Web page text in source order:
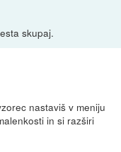
skupaj.
nastaviš v meniju
in si razširi